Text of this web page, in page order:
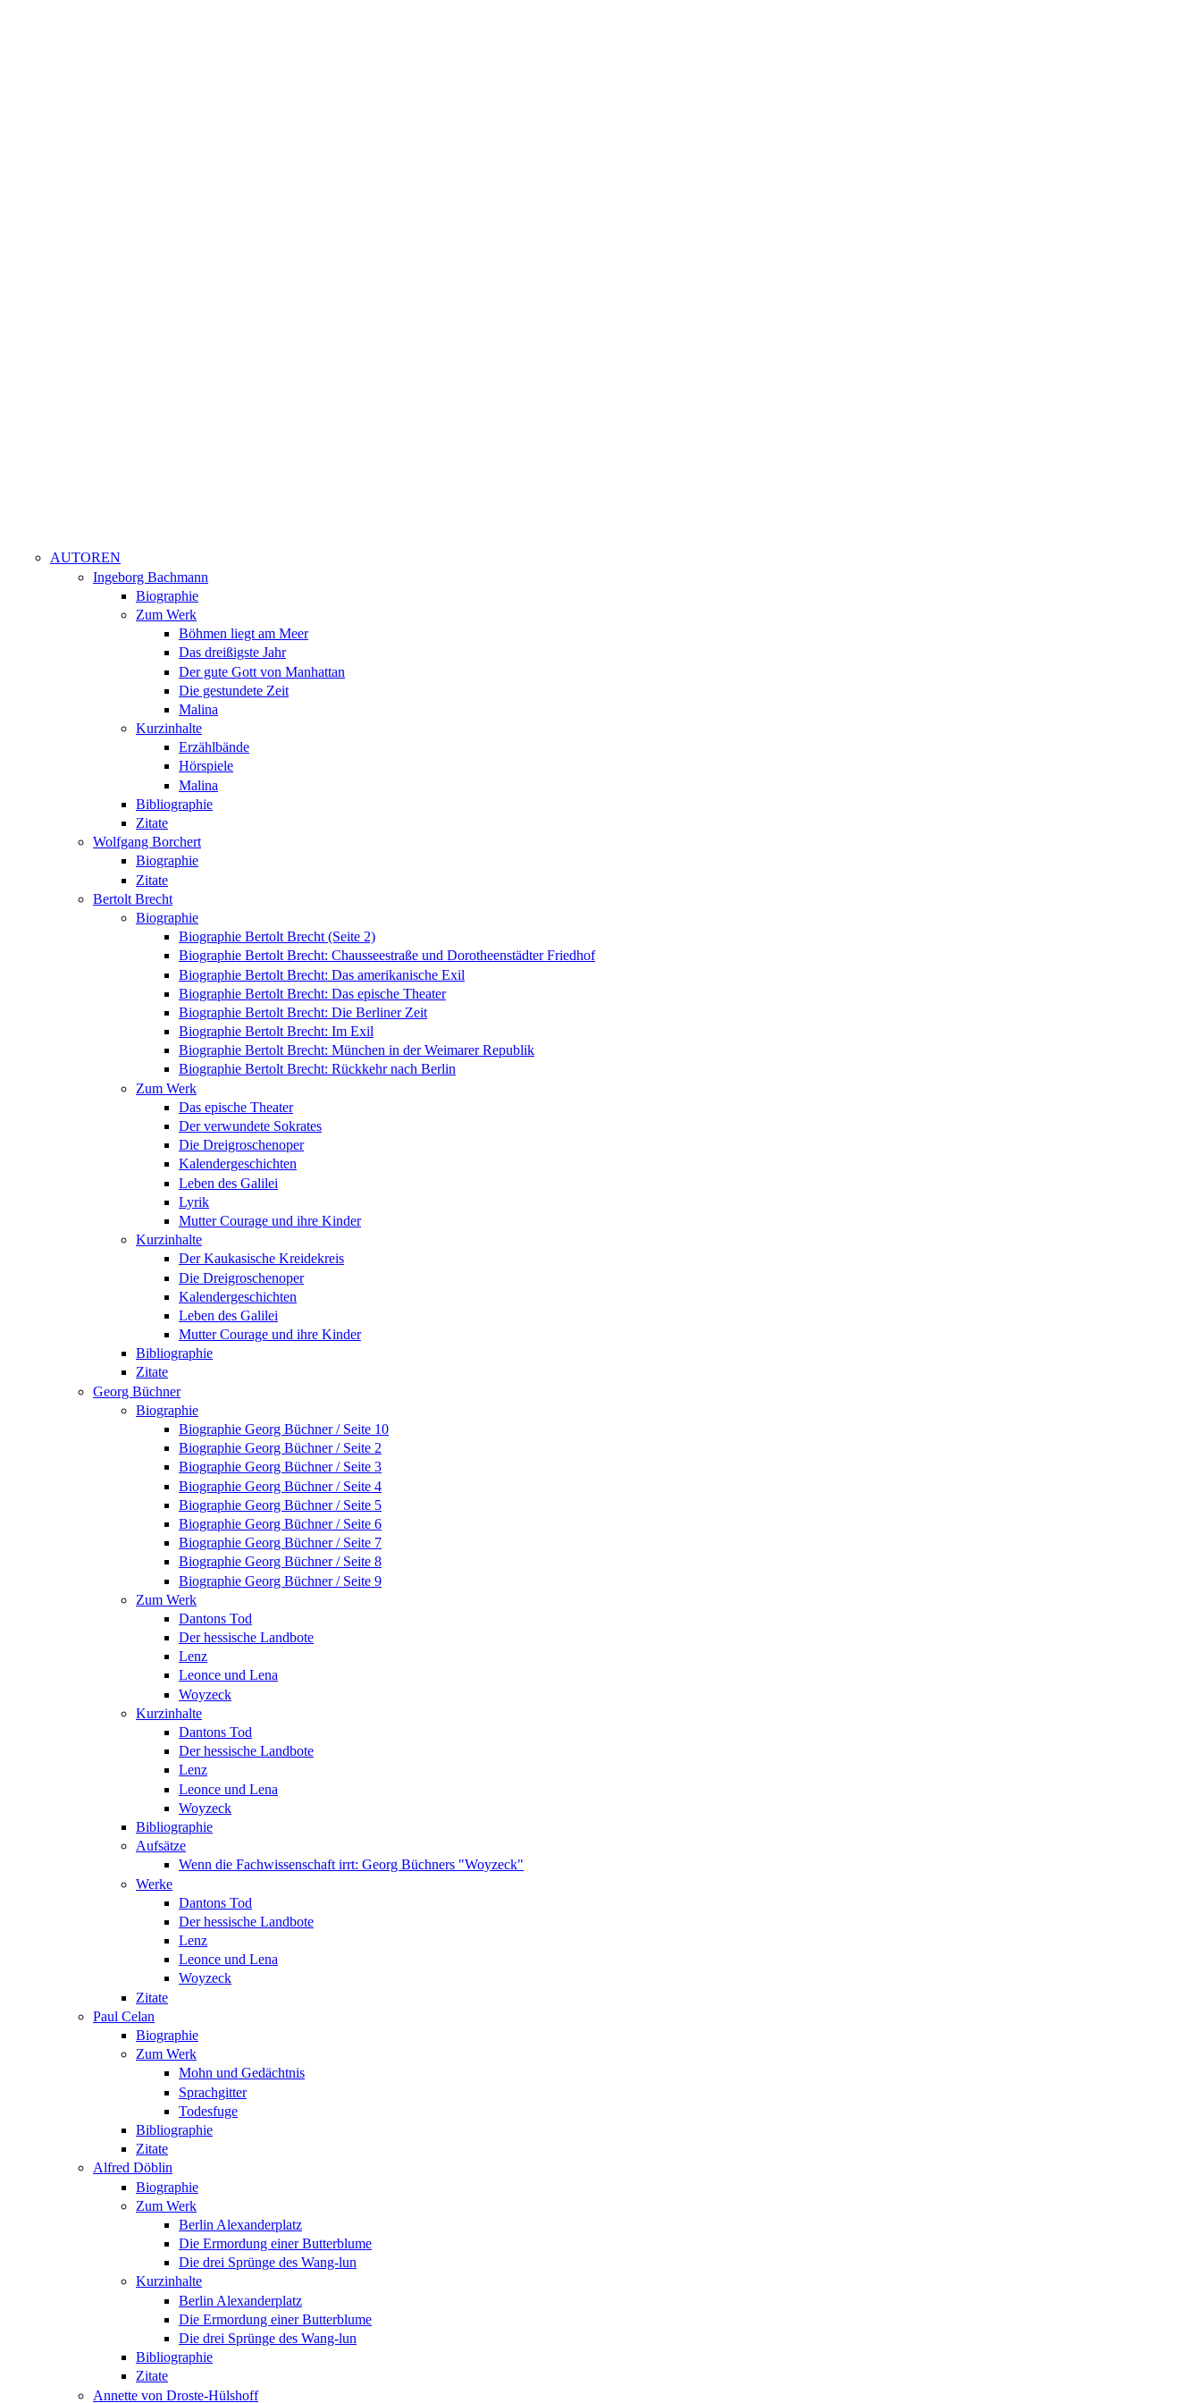
AUTOREN
Ingeborg Bachmann
Biographie
Zum Werk
Böhmen liegt am Meer
Das dreißigste Jahr
Der gute Gott von Manhattan
Die gestundete Zeit
Malina
Kurzinhalte
Erzählbände
Hörspiele
Malina
Bibliographie
Zitate
Wolfgang Borchert
Biographie
Zitate
Bertolt Brecht
Biographie
Biographie Bertolt Brecht (Seite 2)
Biographie Bertolt Brecht: Chausseestraße und Dorotheenstädter Friedhof
Biographie Bertolt Brecht: Das amerikanische Exil
Biographie Bertolt Brecht: Das epische Theater
Biographie Bertolt Brecht: Die Berliner Zeit
Biographie Bertolt Brecht: Im Exil
Biographie Bertolt Brecht: München in der Weimarer Republik
Biographie Bertolt Brecht: Rückkehr nach Berlin
Zum Werk
Das epische Theater
Der verwundete Sokrates
Die Dreigroschenoper
Kalendergeschichten
Leben des Galilei
Lyrik
Mutter Courage und ihre Kinder
Kurzinhalte
Der Kaukasische Kreidekreis
Die Dreigroschenoper
Kalendergeschichten
Leben des Galilei
Mutter Courage und ihre Kinder
Bibliographie
Zitate
Georg Büchner
Biographie
Biographie Georg Büchner / Seite 10
Biographie Georg Büchner / Seite 2
Biographie Georg Büchner / Seite 3
Biographie Georg Büchner / Seite 4
Biographie Georg Büchner / Seite 5
Biographie Georg Büchner / Seite 6
Biographie Georg Büchner / Seite 7
Biographie Georg Büchner / Seite 8
Biographie Georg Büchner / Seite 9
Zum Werk
Dantons Tod
Der hessische Landbote
Lenz
Leonce und Lena
Woyzeck
Kurzinhalte
Dantons Tod
Der hessische Landbote
Lenz
Leonce und Lena
Woyzeck
Bibliographie
Aufsätze
Wenn die Fachwissenschaft irrt: Georg Büchners "Woyzeck"
Werke
Dantons Tod
Der hessische Landbote
Lenz
Leonce und Lena
Woyzeck
Zitate
Paul Celan
Biographie
Zum Werk
Mohn und Gedächtnis
Sprachgitter
Todesfuge
Bibliographie
Zitate
Alfred Döblin
Biographie
Zum Werk
Berlin Alexanderplatz
Die Ermordung einer Butterblume
Die drei Sprünge des Wang-lun
Kurzinhalte
Berlin Alexanderplatz
Die Ermordung einer Butterblume
Die drei Sprünge des Wang-lun
Bibliographie
Zitate
Annette von Droste-Hülshoff